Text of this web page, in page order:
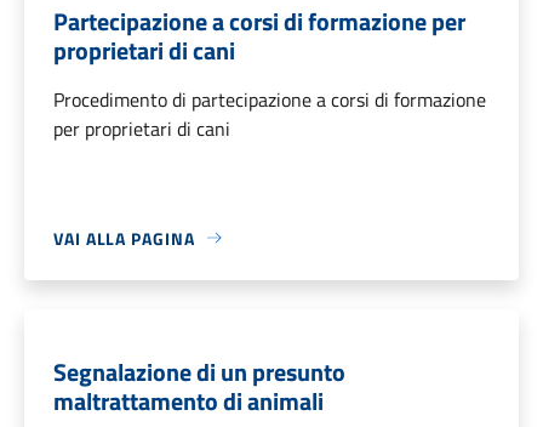
Partecipazione a corsi di formazione per
proprietari di cani
Procedimento di partecipazione a corsi di formazione
per proprietari di cani
VAI ALLA PAGINA
Segnalazione di un presunto
maltrattamento di animali